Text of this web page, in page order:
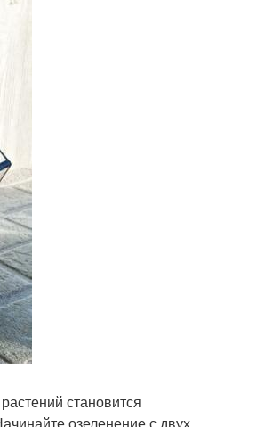
становится